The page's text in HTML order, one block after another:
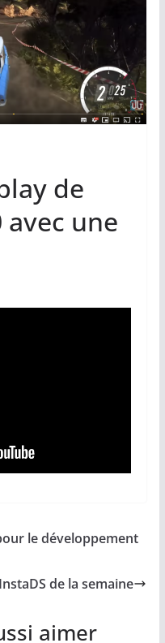
de
avec une
le développement
de la semaine
aimer